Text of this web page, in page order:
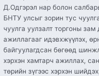
Д.Одгэрэл нар болон
БНТУ улсыг зорин тус
чуулга уулзалт торгоны
ажиллагааг идэвхжүүлэх,
байгуулагдсан бөгөөд
хэрхэн хамтарч ажиллах,
төрийн зүгээс хэрхэн